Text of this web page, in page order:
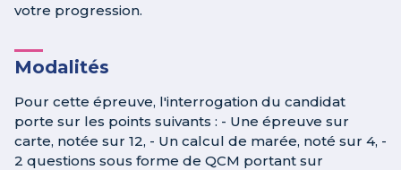
votre progression.
Modalités
Pour cette épreuve, l'interrogation du candidat
porte sur les points suivants : - Une épreuve sur
carte, notée sur 12, - Un calcul de marée, noté sur 4, -
2 questions sous forme de QCM portant sur